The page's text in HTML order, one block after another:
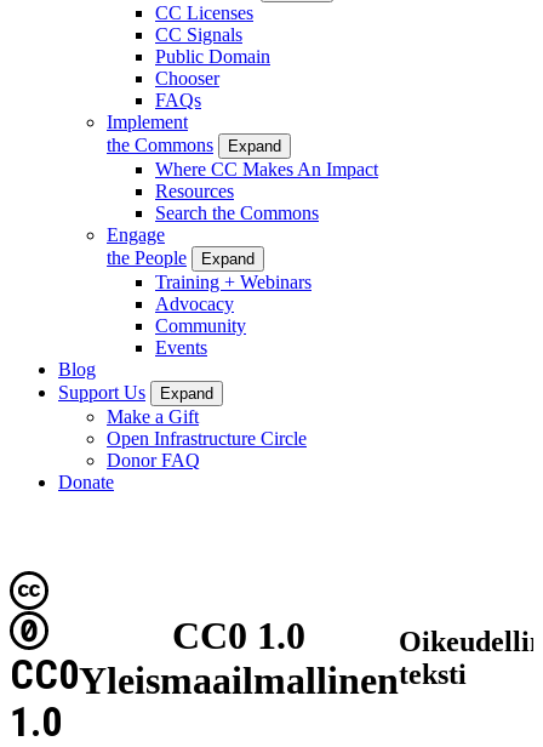
CC Licenses
CC Signals
Public Domain
Chooser
FAQs
Implement
the Commons
Expand
Where CC Makes An Impact
Resources
Search the Commons
Engage
the People
Expand
Training + Webinars
Advocacy
Community
Events
Blog
Support Us
Expand
Make a Gift
Open Infrastructure Circle
Donor FAQ
Donate
CC0 1.0
Yleismaailmallinen
CC0
1.0
teksti